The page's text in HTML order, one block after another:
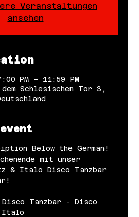
Veranstaltungen
ansehen
PM – 11:59 PM
dem Schlesischen Tor 3,
Below the German!
mit unser
& Italo Disco Tanzbar
Tanzbar - Disco
Italo